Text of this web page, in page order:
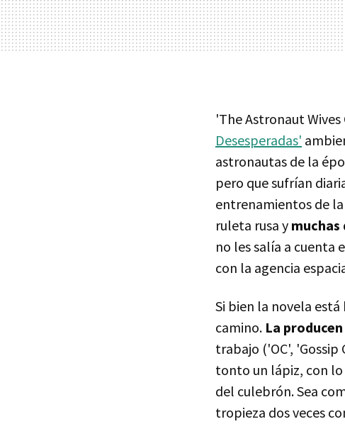
'The Astronaut
Desesperadas'
astronautas de la
pero que sufrían
entrenamientos de la
ruleta rusa y
no les salía a cuenta
con la agencia
Si bien la novela
camino. La
trabajo ('OC', 'Gossip
tonto un lápiz, con lo
del culebrón. Sea
tropieza dos veces